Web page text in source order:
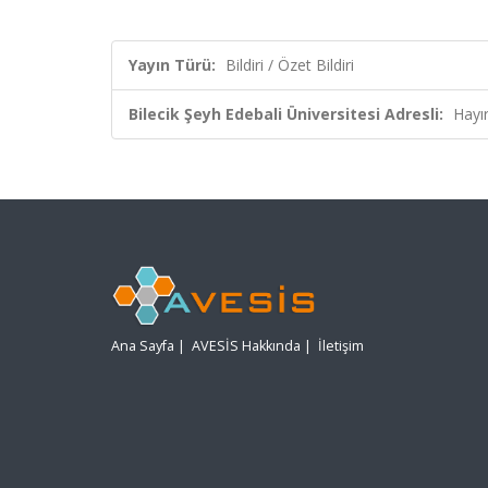
Yayın Türü: Bildiri / Özet Bildiri
Bilecik Şeyh Edebali Üniversitesi Adresli: Hayır
Ana Sayfa | AVESİS Hakkında | İletişim